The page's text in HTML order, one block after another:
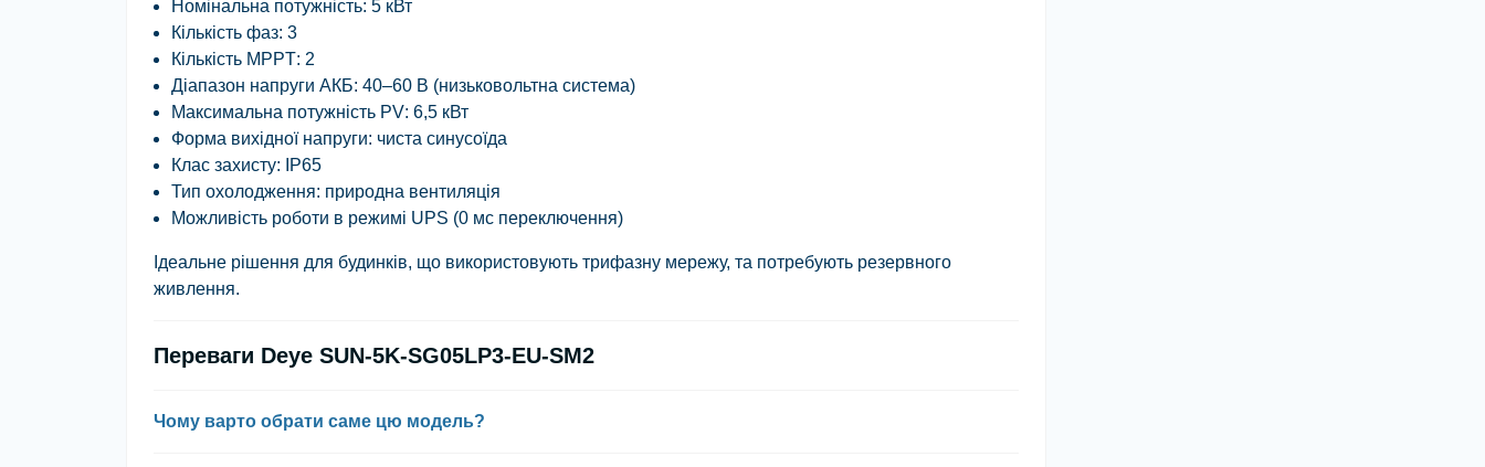
Номінальна потужність: 5 кВт
Кількість фаз: 3
Кількість MPPT: 2
Діапазон напруги АКБ: 40–60 В (низьковольтна система)
Максимальна потужність PV: 6,5 кВт
Форма вихідної напруги: чиста синусоїда
Клас захисту: IP65
Тип охолодження: природна вентиляція
Можливість роботи в режимі UPS (0 мс переключення)
Ідеальне рішення для будинків, що використовують трифазну мережу, та потребують резервного
живлення.
Переваги Deye SUN-5K-SG05LP3-EU-SM2
Чому варто обрати саме цю модель?